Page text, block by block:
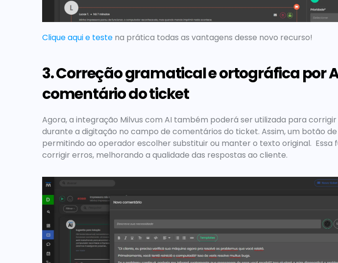
Clique aqui e teste na prática todas as vantagens desse novo recurso!
3. Correção gramatical e ortográfica por
comentário do ticket
Agora, a integração Milvus com AI também poderá ser utilizada para
durante a digitação no campo de comentários do ticket. Assim, um botão
permitindo ao operador escolher substituir ou manter o texto original.  Essa
corrigir erros, melhorando a qualidade das respostas ao cliente.